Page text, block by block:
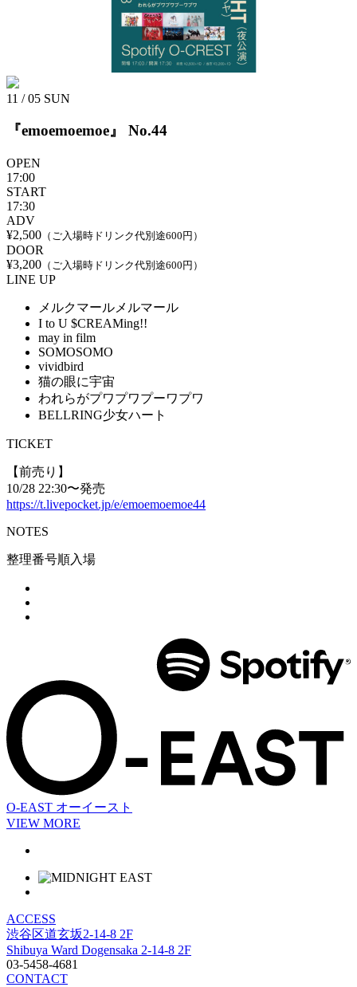
11 / 05 SUN
『emoemoemoe』 No.44
OPEN
17:00
START
17:30
ADV
¥2,500 （ご入場時ドリンク代別途600円）
DOOR
¥3,200 （ご入場時ドリンク代別途600円）
LINE UP
メルクマールメルマール
I to U $CREAMing!!
may in film
SOMOSOMO
vividbird
猫の眼に宇宙
われらがプワプワプーワプワ
BELLRING少女ハート
TICKET
【前売り】
10/28 22:30〜発売
https://t.livepocket.jp/e/emoemoemoe44
NOTES
整理番号順入場
O-EAST オーイースト
VIEW MORE
ACCESS
渋谷区道玄坂2-14-8 2F
Shibuya Ward Dogensaka 2-14-8 2F
03-5458-4681
CONTACT